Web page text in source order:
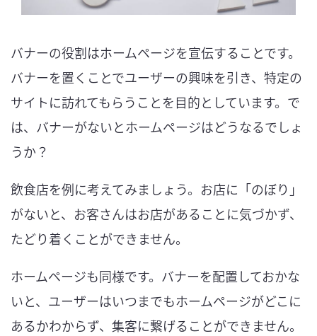
バナーの役割はホームページを宣伝することです。
バナーを置くことでユーザーの興味を引き、特定の
サイトに訪れてもらうことを目的としています。で
は、バナーがないとホームページはどうなるでしょ
うか？
飲食店を例に考えてみましょう。お店に「のぼり」
がないと、お客さんはお店があることに気づかず、
たどり着くことができません。
ホームページも同様です。バナーを配置しておかな
いと、ユーザーはいつまでもホームページがどこに
あるかわからず、集客に繋げることができません。